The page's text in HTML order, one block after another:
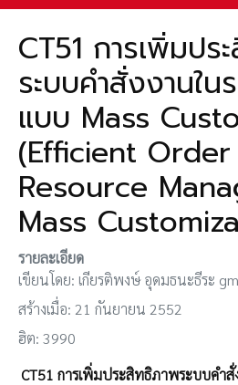
CT51 การเพิ่มปร
ระบบคำสั่งงานใน
แบบ Mass
(Efficient
Resource
Mass
รายละเอียด
เขียนโดย: เกียรติพงษ์ อุดมธนะธีระ
สร้างเมื่อ: 21 กันยายน 2552
ฮิต: 3990
CT51 การเพิ่มประสิทธิภาพระบบคำ